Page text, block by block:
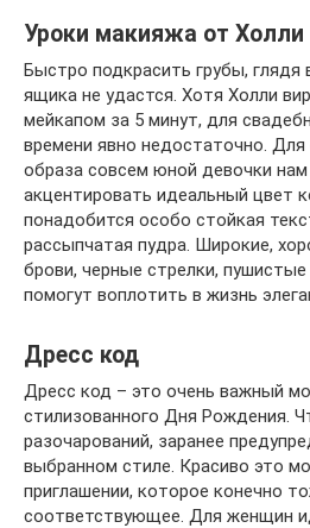
Уроки макияжа от Холли
Быстро подкрасить грубы, глядя
ящика не удастся. Хотя Холли
мейкапом за 5 минут, для
времени явно недостаточно.
образа совсем юной девочки нам
акцентировать идеальный цвет
понадобится особо стойкая
рассыпчатая пудра. Широкие,
брови, черные стрелки,
помогут воплотить в жизнь
Дресс код
Дресс код – это очень важный
стилизованного Дня Рождения.
разочарований, заранее
выбранном стиле. Красиво это
приглашении, которое конечно
соответствующее. Для женщин